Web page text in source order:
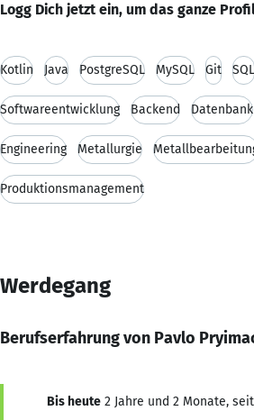
Logg Dich jetzt ein, um das ganze
Kotlin Java PostgreSQL MySQL Git SQL
Softwareentwicklung Backend Datenbank
Engineering Metallurgie
Produktionsmanagement
Werdegang
Berufserfahrung von Pavlo
Bis heute 2 Jahre und 2 Monate,